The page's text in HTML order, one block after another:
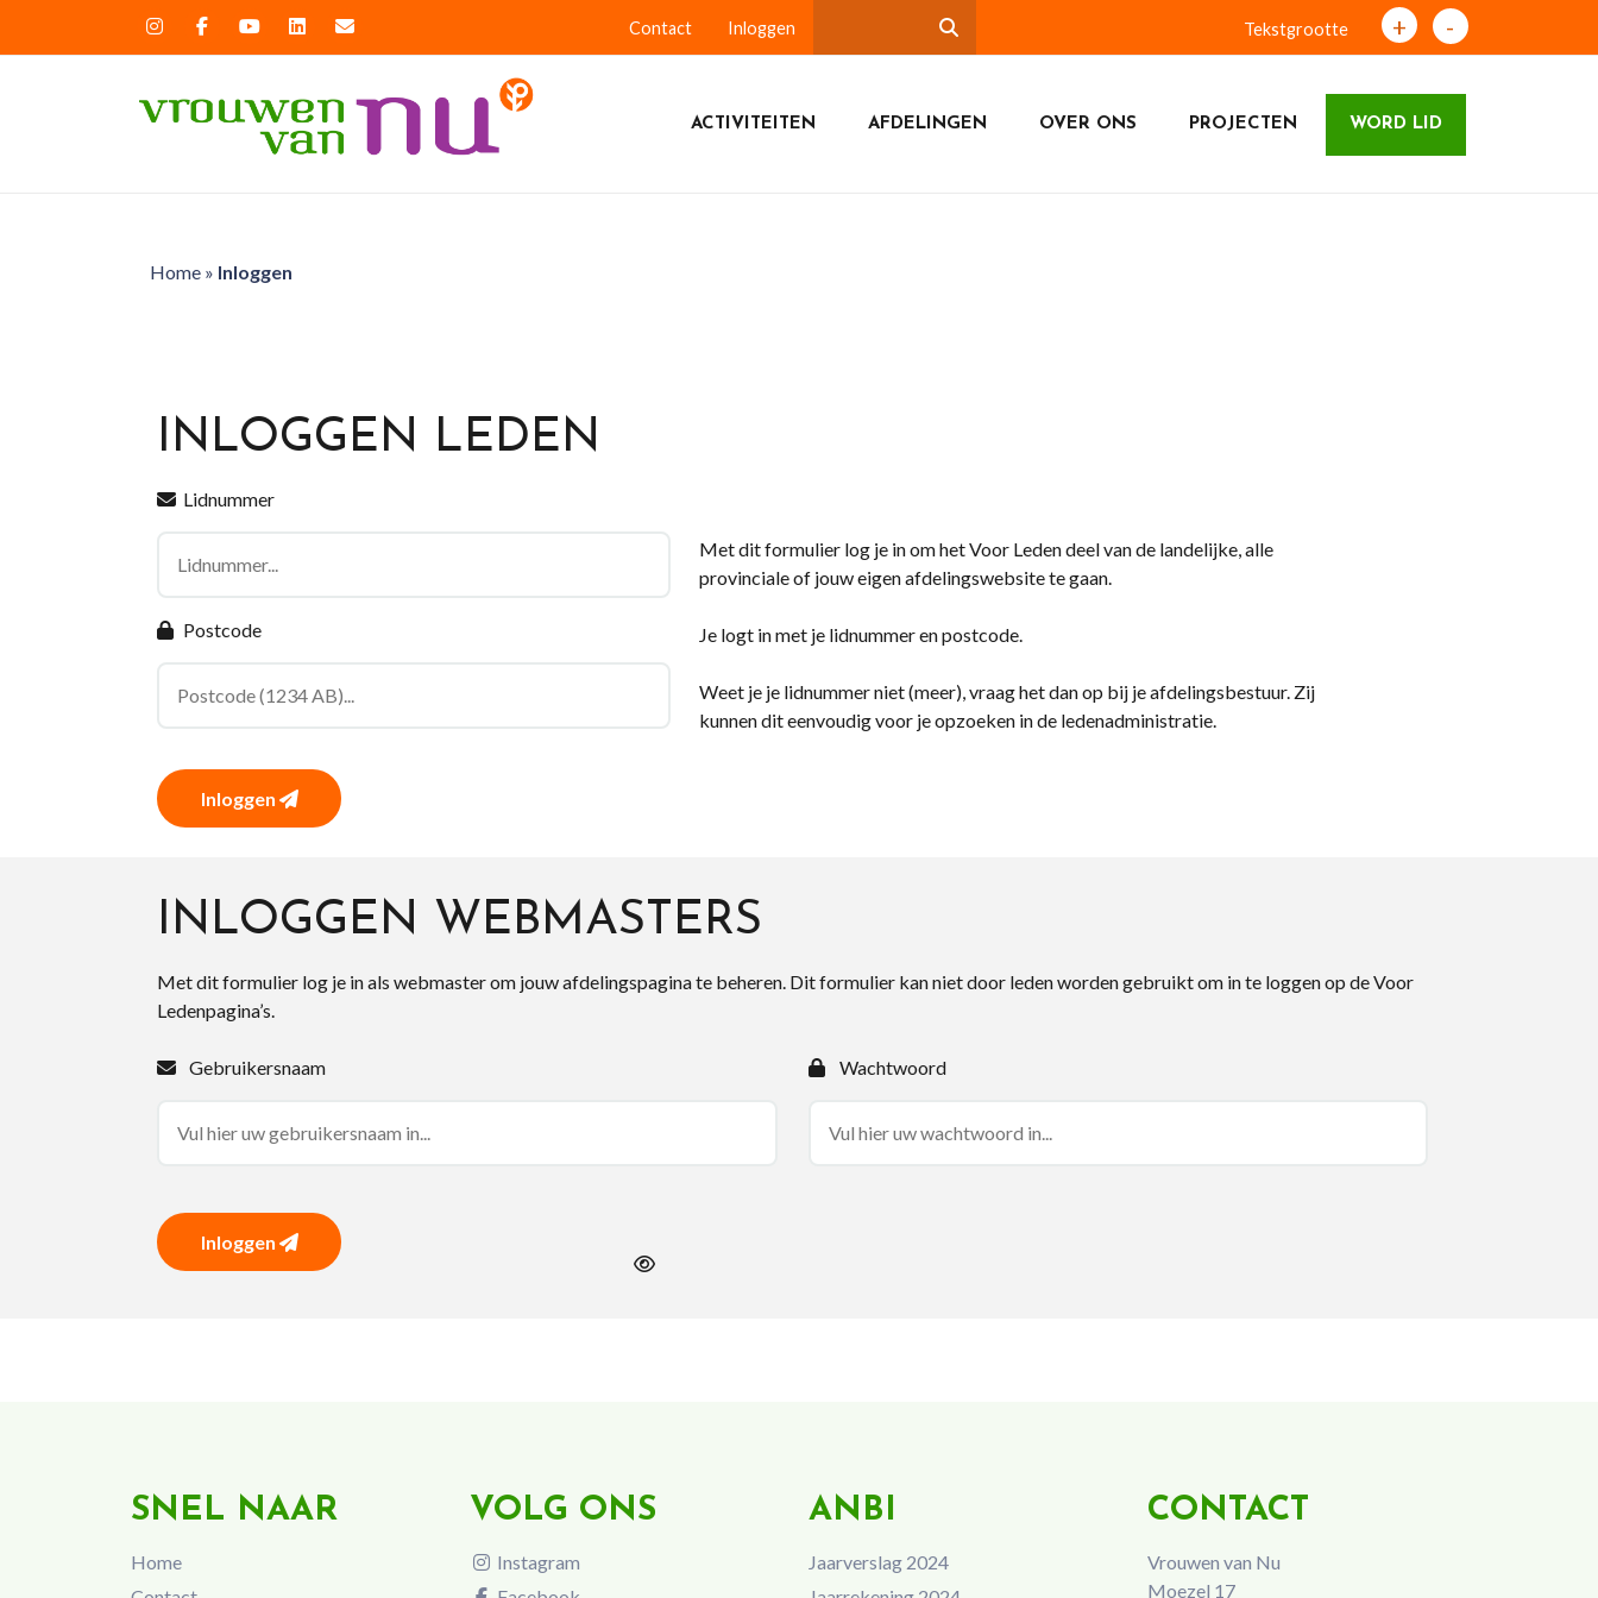
Contact Inloggen Tekstgrootte + -
ACTIVITEITEN AFDELINGEN OVER ONS PROJECTEN WORD LID
Home» Inloggen
INLOGGEN LEDEN
Lidnummer
Postcode
Inloggen
Met dit formulier log je in om het Voor Leden deel van de landelijke, alle
provinciale of jouw eigen afdelingswebsite te gaan.
Je logt in met je lidnummer en postcode.
Weet je je lidnummer niet (meer), vraag het dan op bij je afdelingsbestuur. Zij
kunnen dit eenvoudig voor je opzoeken in de ledenadministratie.
INLOGGEN WEBMASTERS
Met dit formulier log je in als webmaster om jouw afdelingspagina te beheren. Dit formulier kan niet door leden worden gebruikt om in te loggen op de Voor
Ledenpagina’s.
Gebruikersnaam Wachtwoord
Inloggen
SNEL NAAR
Home
VOLG ONS
Instagram
ANBI
Jaarverslag 2024
CONTACT
Vrouwen van Nu
Moezel 17